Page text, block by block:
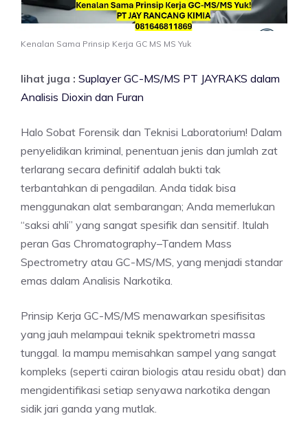
Kenalan Sama Prinsip Kerja GC MS MS Yuk
lihat juga : Suplayer GC-MS/MS PT JAYRAKS dalam
Analisis Dioxin dan Furan
Halo Sobat Forensik dan Teknisi Laboratorium! Dalam
penyelidikan kriminal, penentuan jenis dan jumlah zat
terlarang secara definitif adalah bukti tak
terbantahkan di pengadilan. Anda tidak bisa
menggunakan alat sembarangan; Anda memerlukan
“saksi ahli” yang sangat spesifik dan sensitif. Itulah
peran Gas Chromatography–Tandem Mass
Spectrometry atau GC-MS/MS, yang menjadi standar
emas dalam Analisis Narkotika.
Prinsip Kerja GC-MS/MS menawarkan spesifisitas
yang jauh melampaui teknik spektrometri massa
tunggal. Ia mampu memisahkan sampel yang sangat
kompleks (seperti cairan biologis atau residu obat) dan
mengidentifikasi setiap senyawa narkotika dengan
sidik jari ganda yang mutlak.